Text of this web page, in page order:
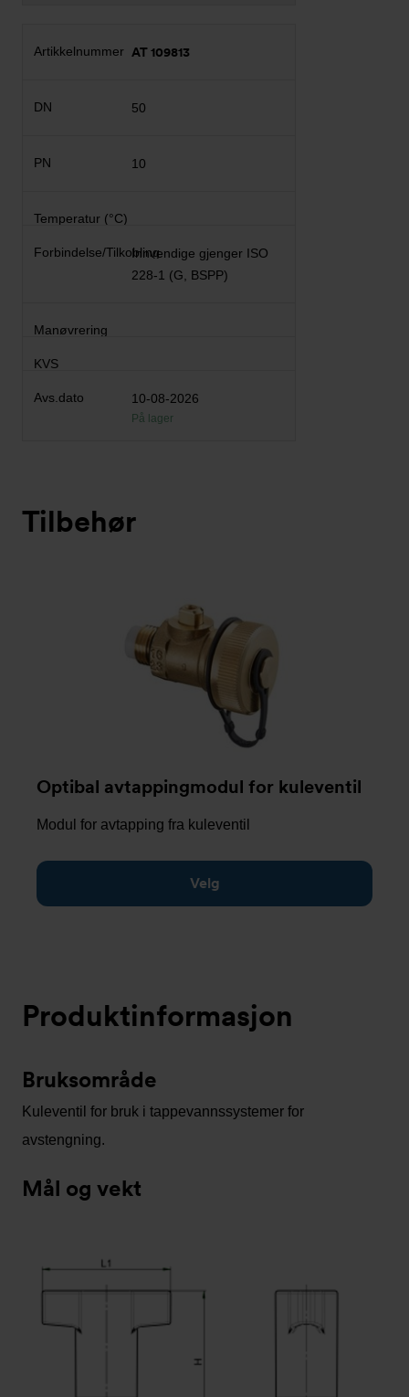
AT 109813
50
10
Innvendige gjenger ISO
228-1 (G, BSPP)
10-08-2026
På lager
Tilbehør
Optibal avtappingmodul for kuleventil
Modul for avtapping fra kuleventil
Velg
Produktinformasjon
Bruksområde
Kuleventil for bruk i tappevannssystemer for
avstengning.
Mål og vekt